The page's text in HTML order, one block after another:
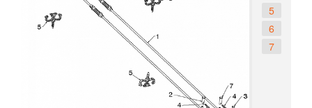
5
6
7